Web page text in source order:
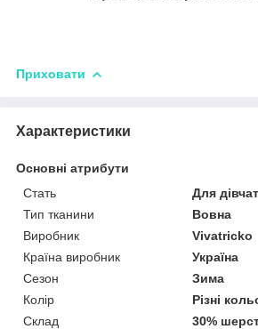
Приховати
Характеристики
Основні атрибути
Стать
Для
Тип тканини
Вовна
Виробник
Vivatricko
Країна виробник
Україна
Сезон
Зима
Колір
Різні
Склад
30%